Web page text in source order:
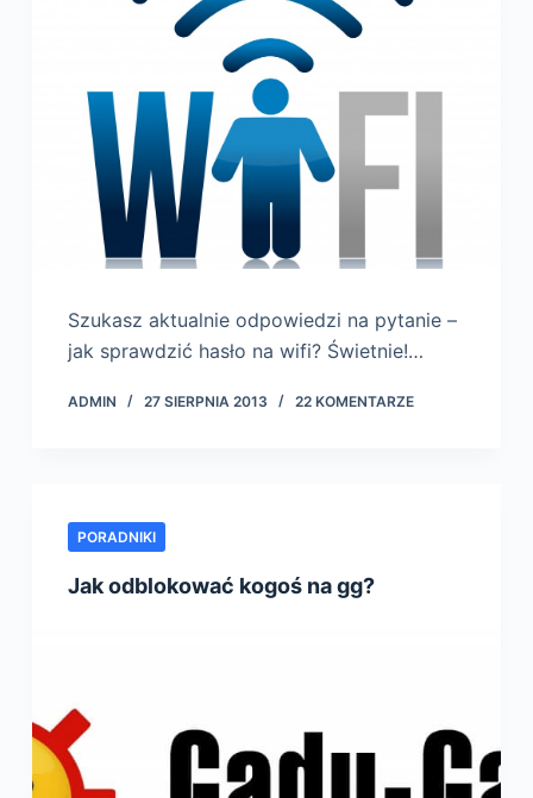
Szukasz aktualnie odpowiedzi na pytanie –
jak sprawdzić hasło na wifi? Świetnie!…
ADMIN 27 SIERPNIA 2013 22 KOMENTARZE
PORADNIKI
Jak odblokować kogoś na gg?